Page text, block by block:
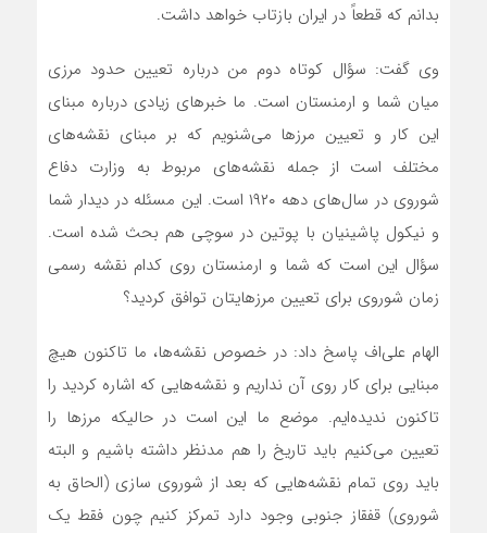
بدانم که قطعاً در ایران بازتاب خواهد داشت.
وی گفت: سؤال کوتاه دوم من درباره تعیین حدود مرزی
میان شما و ارمنستان است. ما خبرهای زیادی درباره مبنای
این کار و تعیین مرزها می‌شنویم که بر مبنای نقشه‌های
مختلف است از جمله نقشه‌های مربوط به وزارت دفاع
شوروی در سال‌های دهه ۱۹۲۰ است. این مسئله در دیدار شما
و نیکول پاشینیان با پوتین در سوچی هم بحث شده است.
سؤال این است که شما و ارمنستان روی کدام نقشه رسمی
زمان شوروی برای تعیین مرزهایتان توافق کردید؟
الهام علی‌اف پاسخ داد: در خصوص نقشه‌ها، ما تاکنون هیچ
مبنایی برای کار روی آن نداریم و نقشه‌هایی که اشاره کردید را
تاکنون ندیده‌ایم. موضع ما این است در حالیکه مرزها را
تعیین می‌کنیم باید تاریخ را هم مدنظر داشته باشیم و البته
باید روی تمام نقشه‌هایی که بعد از شوروی سازی (الحاق به
شوروی) قفقاز جنوبی وجود دارد تمرکز کنیم چون فقط یک